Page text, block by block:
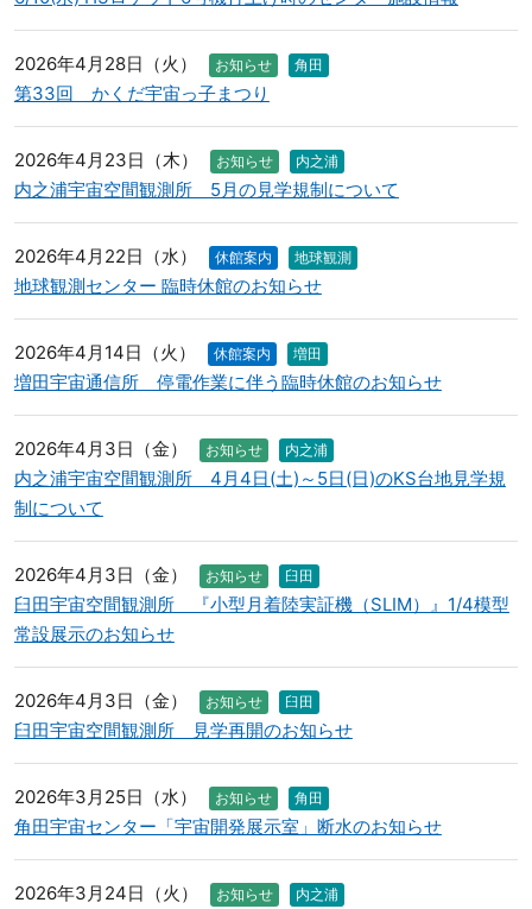
2026年4月28日（火） お知らせ 角田
第33回 かくだ宇宙っ子まつり
2026年4月23日（木） お知らせ 内之浦
内之浦宇宙空間観測所 5月の見学規制について
2026年4月22日（水） 休館案内 地球観測
地球観測センター 臨時休館のお知らせ
2026年4月14日（火） 休館案内 増田
増田宇宙通信所 停電作業に伴う臨時休館のお知らせ
2026年4月3日（金） お知らせ 内之浦
内之浦宇宙空間観測所 4月4日(土)～5日(日)のKS台地見学規
制について
2026年4月3日（金） お知らせ 臼田
臼田宇宙空間観測所 『小型月着陸実証機（SLIM）』1/4模型
常設展示のお知らせ
2026年4月3日（金） お知らせ 臼田
臼田宇宙空間観測所 見学再開のお知らせ
2026年3月25日（水） お知らせ 角田
角田宇宙センター「宇宙開発展示室」断水のお知らせ
2026年3月24日（火） お知らせ 内之浦